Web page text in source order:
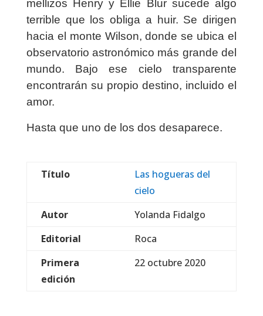
mellizos Henry y Ellie Blur sucede algo
terrible que los obliga a huir. Se dirigen
hacia el monte Wilson, donde se ubica el
observatorio astronómico más grande del
mundo. Bajo ese cielo transparente
encontrarán su propio destino, incluido el
amor.
Hasta que uno de los dos desaparece.
Título
Las hogueras del
cielo
Autor
Yolanda Fidalgo
Editorial
Roca
Primera
edición
22 octubre 2020